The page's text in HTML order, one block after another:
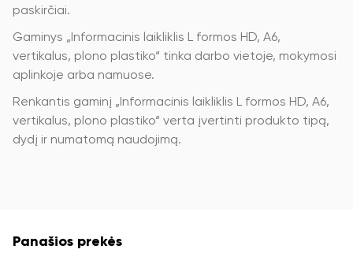
paskirčiai.
Gaminys „Informacinis laikliklis L formos HD, A6,
vertikalus, plono plastiko“ tinka darbo vietoje, mokymosi
aplinkoje arba namuose.
Renkantis gaminį „Informacinis laikliklis L formos HD, A6,
vertikalus, plono plastiko“ verta įvertinti produkto tipą,
dydį ir numatomą naudojimą.
Panašios prekės